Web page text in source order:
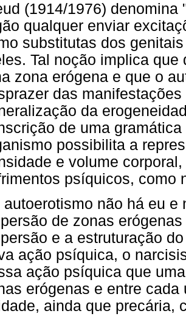
(1914/1976)
qualquer enviar
substitutas dos
Tal noção implica
zona erógena e que o
das
da
de uma
possibilita a
e volume
psíquicos, como
autoerotismo não há eu
de zonas
e a estruturação
ação psíquica, o
ação psíquica que
erógenas e entre
ainda que precária,